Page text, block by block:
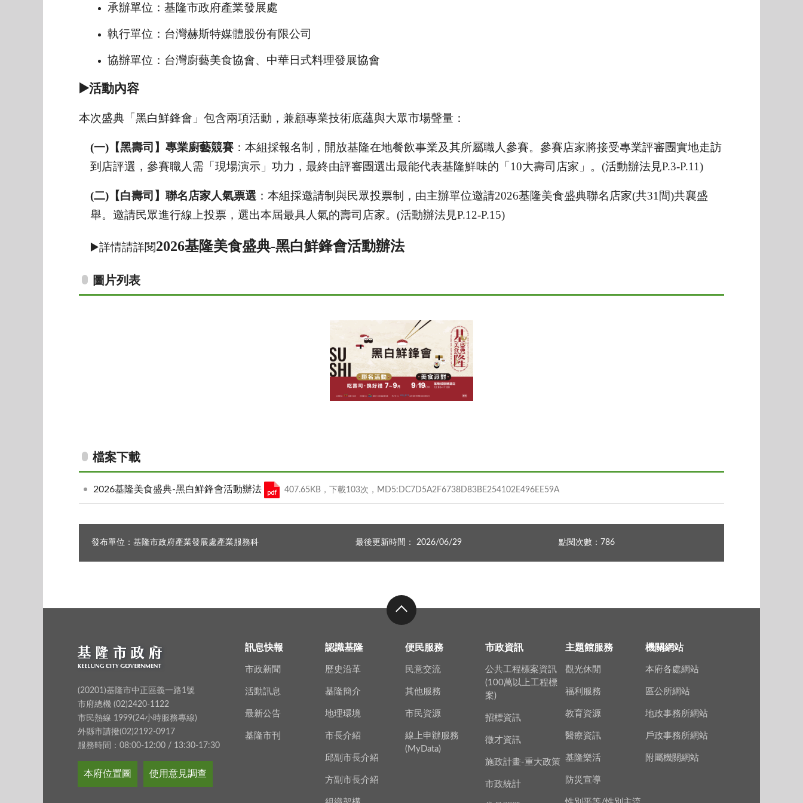
承辦單位：基隆市政府產業發展處
執行單位：台灣赫斯特媒體股份有限公司
協辦單位：台灣廚藝美食協會、中華日式料理發展協會
▶️活動內容
本次盛典「黑白鮮鋒會」包含兩項活動，兼顧專業技術底蘊與大眾市場聲量：
(一)【黑壽司】專業廚藝競賽 ：本組採報名制，開放基隆在地餐飲事業及其所屬職人參賽。參賽店家將接受專業評審團實地走訪
到店評選，參賽職人需「現場演示」功力，最終由評審團選出最能代表基隆鮮味的「10大壽司店家」。(活動辦法見P.3-P.11)
(二)【白壽司】聯名店家人氣票選 ：本組採邀請制與民眾投票制，由主辦單位邀請2026基隆美食盛典聯名店家(共31間)共襄盛
舉。邀請民眾進行線上投票，選出本屆最具人氣的壽司店家。(活動辦法見P.12-P.15)
▶️詳情請詳閱2026基隆美食盛典-黑白鮮鋒會活動辦法
圖片列表
檔案下載
2026基隆美食盛典-黑白鮮鋒會活動辦法 407.65KB，下載103次，MD5:DC7D5A2F6738D83BE254102E496EE59A
發布單位：基隆市政府產業發展處產業服務科 最後更新時間： 2026/06/29 點閱次數：786
(20201)基隆市中正區義一路1號
市府總機 (02)2420-1122
市民熱線 1999(24小時服務專線)
外縣市請撥(02)2192-0917
服務時間：08:00-12:00 / 13:30-17:30
本府位置圖 使用意見調查
訊息快報
市政新聞
活動訊息
最新公告
基隆市刊
認識基隆
歷史沿革
基隆簡介
地理環境
市長介紹
邱副市長介紹
方副市長介紹
便民服務
民意交流
其他服務
市民資源
線上申辦服務
(MyData)
市政資訊
公共工程標案資訊
(100萬以上工程標
案)
招標資訊
徵才資訊
施政計畫-重大政策
市政統計
主題館服務
觀光休閒
福利服務
教育資源
醫療資訊
基隆樂活
防災宣導
機關網站
本府各處網站
區公所網站
地政事務所網站
戶政事務所網站
附屬機關網站